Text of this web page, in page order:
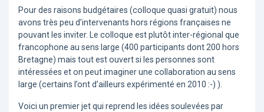
Pour des raisons budgétaires (colloque quasi gratuit) nous
avons très peu d’intervenants hors régions françaises ne
pouvant les inviter. Le colloque est plutôt inter-régional que
francophone au sens large (400 participants dont 200 hors
Bretagne) mais tout est ouvert si les personnes sont
intéressées et on peut imaginer une collaboration au sens
large (certains l’ont d’ailleurs expérimenté en 2010 :-) ).
Voici un premier jet qui reprend les idées soulevées par